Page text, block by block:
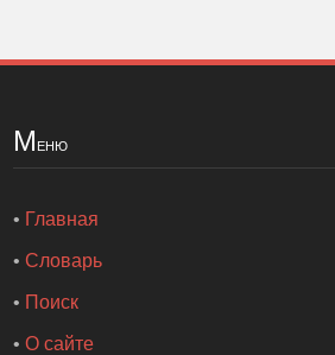
Меню
• Главная
•Словарь
• Поиск
•О сайте